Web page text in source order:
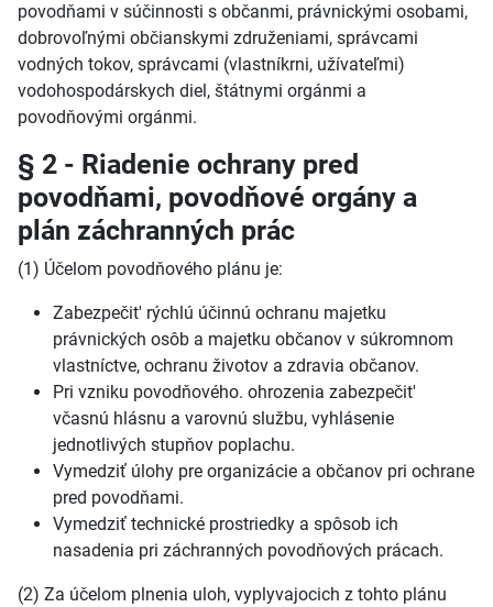
povodňami v súčinnosti s občanmi, právnickými osobami,
dobrovoľnými občianskymi združeniami, správcami
vodných tokov, správcami (vlastníkrni, užívateľmi)
vodohospodárskych diel, štátnymi orgánmi a
povodňovými orgánmi.
§ 2 - Riadenie ochrany pred
povodňami, povodňové orgány a
plán záchranných prác
(1) Účelom povodňového plánu je:
Zabezpečit' rýchlú účinnú ochranu majetku
právnických osôb a majetku občanov v súkromnom
vlastníctve, ochranu životov a zdravia občanov.
Pri vzniku povodňového. ohrozenia zabezpečit'
včasnú hlásnu a varovnú službu, vyhlásenie
jednotlivých stupňov poplachu.
Vymedziť úlohy pre organizácie a občanov pri ochrane
pred povodňami.
Vymedziť technické prostriedky a spôsob ich
nasadenia pri záchranných povodňových prácach.
(2) Za účelom plnenia uloh, vyplyvajocich z tohto plánu